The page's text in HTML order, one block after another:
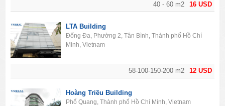
16 USD
40 - 60 m2
12 USD
58-100-150-200 m2
LTA Building
Đống Đa, Phường 2, Tân Bình, Thành phố Hồ Chí
Minh, Vietnam
Hoàng Triều Building
Phổ Quang, Thành phố Hồ Chí Minh, Vietnam